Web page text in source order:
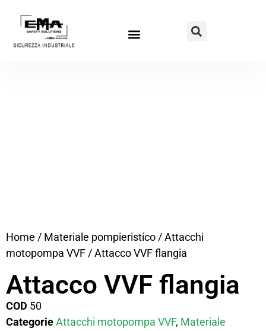
Home / Materiale pompieristico/Attacchi
motopompa VVF/ Attacco VVF flangia
Attacco VVF flangia
COD 50
CategorieAttacchi motopompa VVF, Materiale